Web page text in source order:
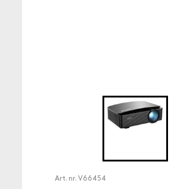
Art. nr. V66454